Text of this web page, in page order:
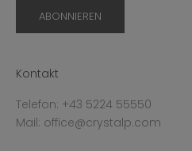
ABONNIEREN
Kontakt
Telefon: +43 5224 55550
Mail: office@crystalp.com